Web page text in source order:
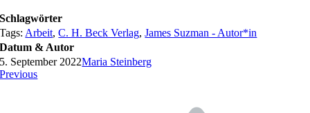
Schlagwörter
Tags: Arbeit,C. H. Beck Verlag,James Suzman - Autor*in
Datum & Autor
5. September 2022Maria Steinberg
Previous